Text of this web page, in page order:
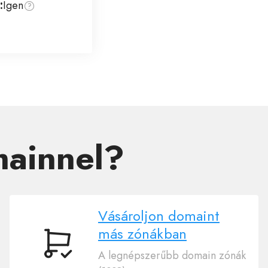
Igen
Vásároljon
Vásároljon domaint
más zónákban
A legnépszerűbb domain zónák